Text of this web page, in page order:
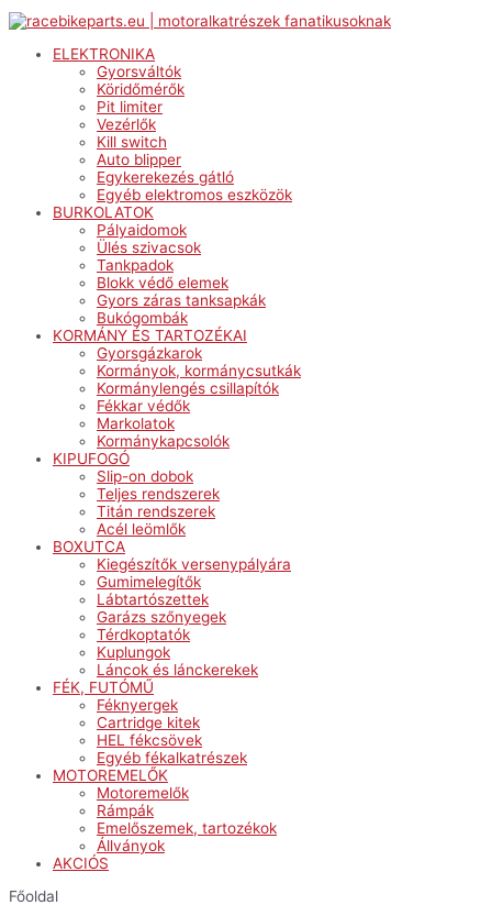
Menu
ELEKTRONIKA
Gyorsváltók
Köridőmérők
Pit limiter
Vezérlők
Kill switch
Auto blipper
Egykerekezés gátló
Egyéb elektromos eszközök
BURKOLATOK
Pályaidomok
Ülés szivacsok
Tankpadok
Blokk védő elemek
Gyors záras tanksapkák
Bukógombák
KORMÁNY ÉS TARTOZÉKAI
Gyorsgázkarok
Kormányok, kormánycsutkák
Kormánylengés csillapítók
Fékkar védők
Markolatok
Kormánykapcsolók
KIPUFOGÓ
Slip-on dobok
Teljes rendszerek
Titán rendszerek
Acél leömlők
BOXUTCA
Kiegészítők versenypályára
Gumimelegítők
Lábtartószettek
Garázs szőnyegek
Térdkoptatók
Kuplungok
Láncok és lánckerekek
FÉK, FUTÓMŰ
Féknyergek
Cartridge kitek
HEL fékcsövek
Egyéb fékalkatrészek
MOTOREMELŐK
Motoremelők
Rámpák
Emelőszemek, tartozékok
Állványok
AKCIÓS
Főoldal